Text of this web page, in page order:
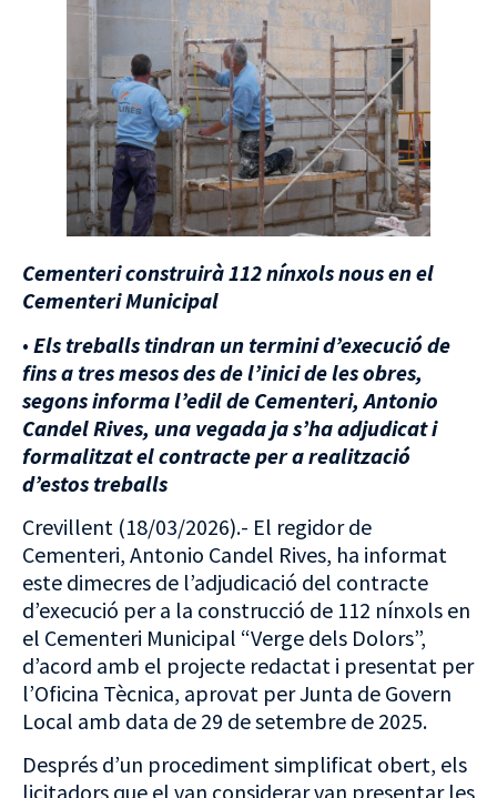
Cementeri construirà 112 nínxols nous en el
Cementeri Municipal
• Els treballs tindran un termini d’execució de
fins a tres mesos des de l’inici de les obres,
segons informa l’edil de Cementeri, Antonio
Candel Rives, una vegada ja s’ha adjudicat i
formalitzat el contracte per a realització
d’estos treballs
Crevillent (18/03/2026).- El regidor de
Cementeri, Antonio Candel Rives, ha informat
este dimecres de l’adjudicació del contracte
d’execució per a la construcció de 112 nínxols en
el Cementeri Municipal “Verge dels Dolors”,
d’acord amb el projecte redactat i presentat per
l’Oficina Tècnica, aprovat per Junta de Govern
Local amb data de 29 de setembre de 2025.
Després d’un procediment simplificat obert, els
licitadors que el van considerar van presentar les